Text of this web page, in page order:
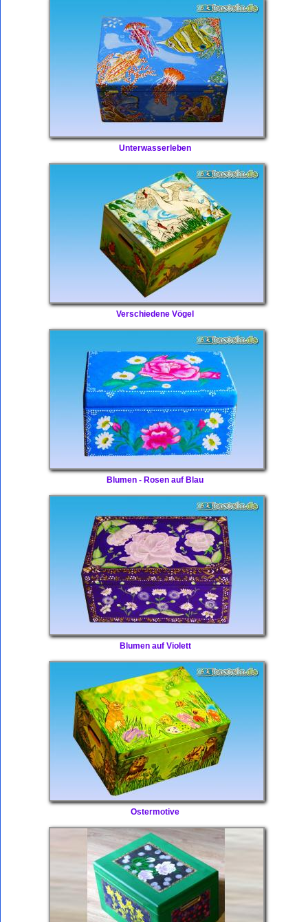
Unterwasserleben
Verschiedene Vögel
Blumen - Rosen auf Blau
Blumen auf Violett
Ostermotive